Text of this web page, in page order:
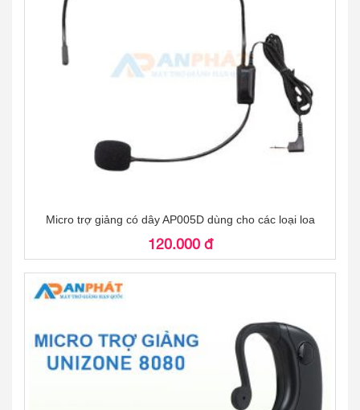
âm thanh được truyền tới bộ phận thu trên loa, mạch
xử lý và khuếch đại âm thanh được thu từ micro.
Vì thế, nếu không có micro thì không có âm thanh trong
loa để khuếch đại. Lúc đó, loa chỉ như một chiếc loa
ngoài hoặc loa nghe nhạc chứ không phải vai trò
Dưới đây là một số sản phẩm micro trợ giảng đang
bán tại An Phát. Có micro có dây và không dây chính
Micro trợ giảng có dây AP005D dùng cho các loại loa
120.000 đ